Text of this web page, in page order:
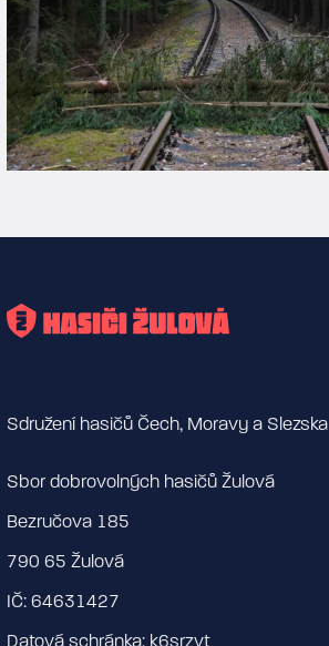
Sdružení hasičů Čech, Moravy a Slezska
Sbor dobrovolných hasičů Žulová
Bezručova 185
790 65 Žulová
IČ: 64631427